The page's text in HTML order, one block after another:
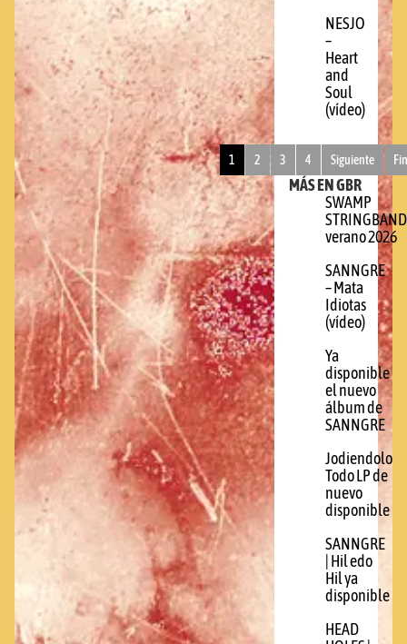
NESJO
–
Heart
and
Soul
(vídeo)
1 2 3 4 Siguiente
MÁS EN GBR
SWAMP
STRINGBAND
verano 2026
SANNGRE
– Mata
Idiotas
(vídeo)
Ya
disponible
el nuevo
álbum de
SANNGRE
Jodiendolo
Todo LP de
nuevo
disponible
SANNGRE
| Hil edo
Hil ya
disponible
HEAD